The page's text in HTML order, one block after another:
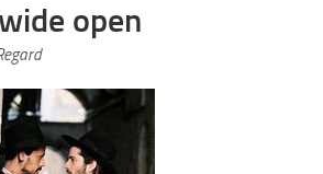
open